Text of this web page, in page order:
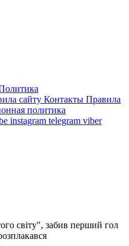
сайту Контакты Правила
политика
instagram telegram viber
світу", забив перший гол